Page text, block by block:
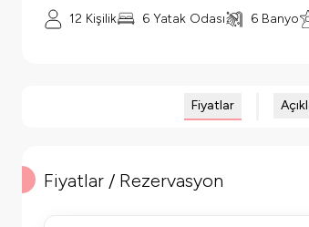
12 Kişilik 6 Yatak Odası 6 Banyo
Fiyatlar
Fiyatlar / Rezervasyon